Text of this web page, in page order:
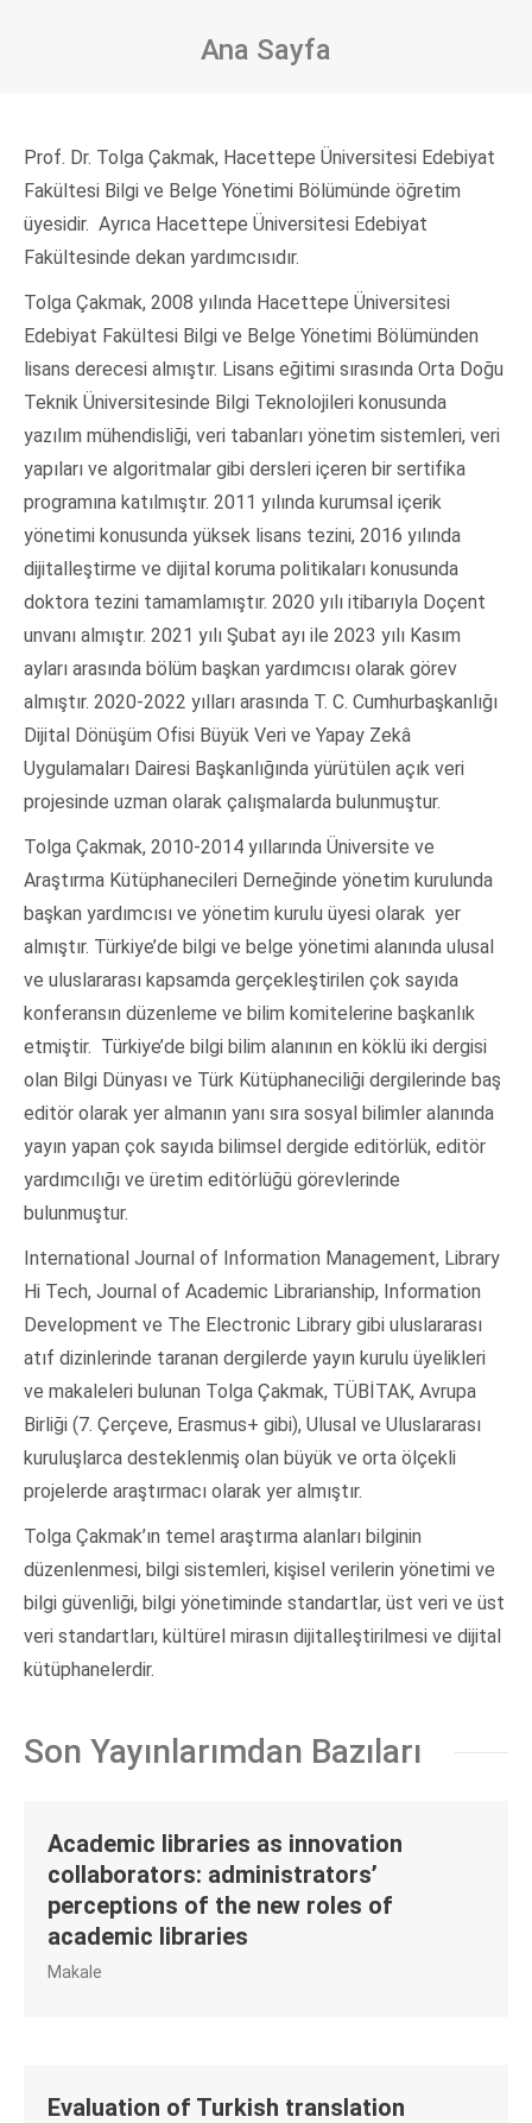
Ana Sayfa
Prof. Dr. Tolga Çakmak, Hacettepe Üniversitesi Edebiyat
Fakültesi Bilgi ve Belge Yönetimi Bölümünde öğretim
üyesidir. Ayrıca Hacettepe Üniversitesi Edebiyat
Fakültesinde dekan yardımcısıdır.
Tolga Çakmak, 2008 yılında Hacettepe Üniversitesi
Edebiyat Fakültesi Bilgi ve Belge Yönetimi Bölümünden
lisans derecesi almıştır. Lisans eğitimi sırasında Orta Doğu
Teknik Üniversitesinde Bilgi Teknolojileri konusunda
yazılım mühendisliği, veri tabanları yönetim sistemleri, veri
yapıları ve algoritmalar gibi dersleri içeren bir sertifika
programına katılmıştır. 2011 yılında kurumsal içerik
yönetimi konusunda yüksek lisans tezini, 2016 yılında
dijitalleştirme ve dijital koruma politikaları konusunda
doktora tezini tamamlamıştır. 2020 yılı itibarıyla Doçent
unvanı almıştır. 2021 yılı Şubat ayı ile 2023 yılı Kasım
ayları arasında bölüm başkan yardımcısı olarak görev
almıştır. 2020-2022 yılları arasında T. C. Cumhurbaşkanlığı
Dijital Dönüşüm Ofisi Büyük Veri ve Yapay Zekâ
Uygulamaları Dairesi Başkanlığında yürütülen açık veri
projesinde uzman olarak çalışmalarda bulunmuştur.
Tolga Çakmak, 2010-2014 yıllarında Üniversite ve
Araştırma Kütüphanecileri Derneğinde yönetim kurulunda
başkan yardımcısı ve yönetim kurulu üyesi olarak yer
almıştır. Türkiye’de bilgi ve belge yönetimi alanında ulusal
ve uluslararası kapsamda gerçekleştirilen çok sayıda
konferansın düzenleme ve bilim komitelerine başkanlık
etmiştir. Türkiye’de bilgi bilim alanının en köklü iki dergisi
olan Bilgi Dünyası ve Türk Kütüphaneciliği dergilerinde baş
editör olarak yer almanın yanı sıra sosyal bilimler alanında
yayın yapan çok sayıda bilimsel dergide editörlük, editör
yardımcılığı ve üretim editörlüğü görevlerinde
bulunmuştur.
International Journal of Information Management, Library
Hi Tech, Journal of Academic Librarianship, Information
Development ve The Electronic Library gibi uluslararası
atıf dizinlerinde taranan dergilerde yayın kurulu üyelikleri
ve makaleleri bulunan Tolga Çakmak, TÜBİTAK, Avrupa
Birliği (7. Çerçeve, Erasmus+ gibi), Ulusal ve Uluslararası
kuruluşlarca desteklenmiş olan büyük ve orta ölçekli
projelerde araştırmacı olarak yer almıştır.
Tolga Çakmak’ın temel araştırma alanları bilginin
düzenlenmesi, bilgi sistemleri, kişisel verilerin yönetimi ve
bilgi güvenliği, bilgi yönetiminde standartlar, üst veri ve üst
veri standartları, kültürel mirasın dijitalleştirilmesi ve dijital
kütüphanelerdir.
Son Yayınlarımdan Bazıları
Academic libraries as innovation
collaborators: administrators’
perceptions of the new roles of
academic libraries
Makale
Evaluation of Turkish translation